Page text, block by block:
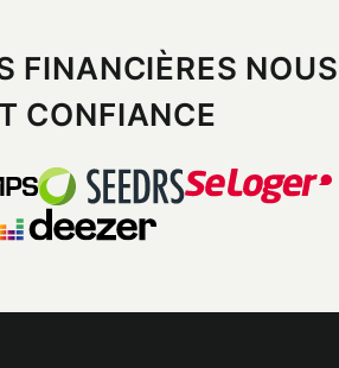
FINANCIÈRES NOUS
CONFIANCE